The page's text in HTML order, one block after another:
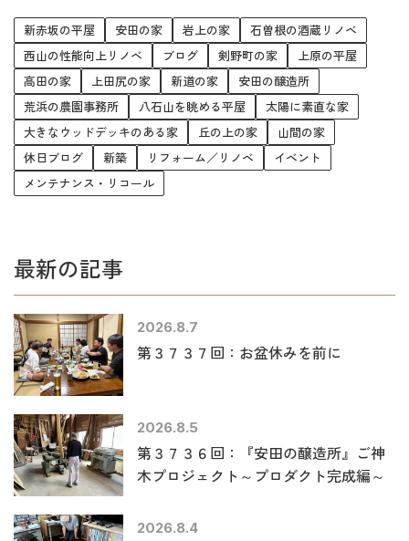
新赤坂の平屋 安田の家 岩上の家
石曽根の酒蔵リノベ
西山の性能向上リノベ
ブログ 剣野町の家
上原の平屋
高田の家
上田尻の家 新道の家
安田の醸造所
荒浜の農園事務所
八石山を眺める平屋
太陽に素直な家
大きなウッドデッキのある家
丘の上の家
山間の家
休日ブログ
新築 リフォーム／リノベ
イベント
メンテナンス・リコール
最新の記事
2026.8.7
第３７３７回：お盆休みを前に
2026.8.5
第３７３６回：『安田の醸造所』ご神
木プロジェクト～プロダクト完成編～
2026.8.4